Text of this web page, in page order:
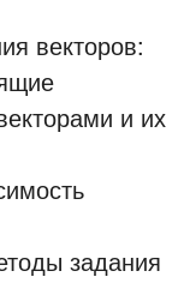
векторов:
и их
задания